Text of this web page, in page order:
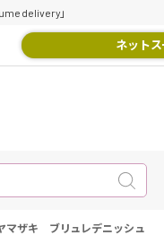
delivery」
ネット
マザキ ブリュレデニッシュ